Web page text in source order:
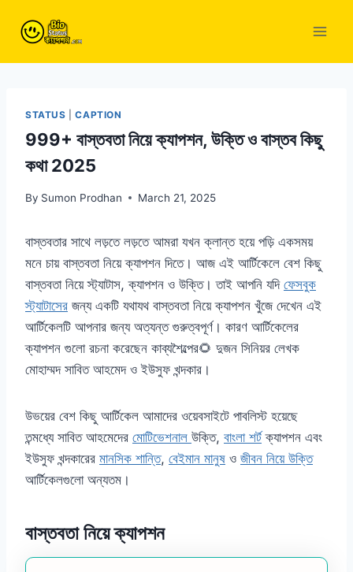
STATUS |CAPTION
999+ বাস্তবতা নিয়ে ক্যাপশন, উক্তি ও বাস্তব কিছু
কথা 2025
By Sumon Prodhan March 21, 2025
বাস্তবতার সাথে লড়তে লড়তে আমরা যখন ক্লান্ত হয়ে পড়ি একসময়
মনে চায় বাস্তবতা নিয়ে ক্যাপশন দিতে। আজ এই আর্টিকেলে বেশ কিছু
বাস্তবতা নিয়ে স্ট্যাটাস, ক্যাপশন ও উক্তি। তাই আপনি যদি ফেসবুক
স্ট্যাটাসের জন্য একটি যথাযথ বাস্তবতা নিয়ে ক্যাপশন খুঁজে দেখেন এই
আর্টিকেলটি আপনার জন্য অত্যন্ত গুরুত্বপূর্ণ। কারণ আর্টিকেলের
ক্যাপশন গুলো রচনা করেছেন কাব্যশৈল্পের🌻 দুজন সিনিয়র লেখক
মোহাম্মদ সাবিত আহমেদ ও ইউসুফ খন্দকার।
উভয়ের বেশ কিছু আর্টিকেল আমাদের ওয়েবসাইটে পাবলিস্ট হয়েছে
তন্মধ্যে সাবিত আহমেদের মোটিভেশনাল উক্তি, বাংলা শর্টক্যাপশন এবং
ইউসুফ খন্দকারের মানসিক শান্তি, বেইমান মানুষ ও জীবন নিয়ে উক্তি
আর্টিকেলগুলো অন্যতম।
বাস্তবতা নিয়ে ক্যাপশন